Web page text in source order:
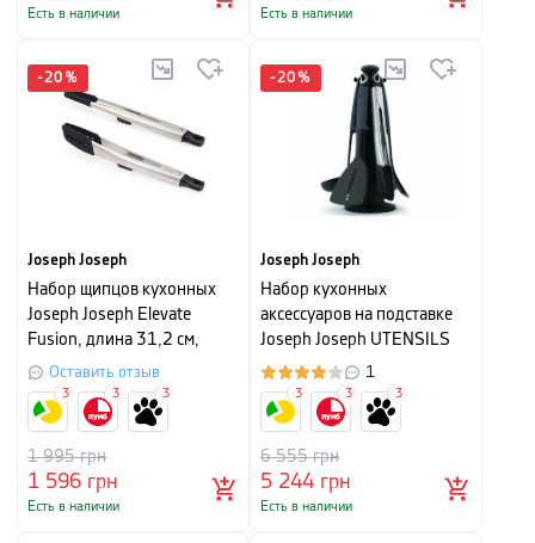
Есть в наличии Есть в наличии
-20 %
Joseph Joseph
Набор щипцов кухонных
Joseph Joseph Elevate
Fusion, длина 31,2 см,
серебристый, 2 шт
Оставить отзыв
1 596 грн
1 995грн
Есть в наличии
3 3 3
-20 %
Joseph Joseph
Набор кухонных
аксессуаров на подставке
Joseph Joseph UTENSILS
AND GADGETS, серый, 7
предметов
1
5 244 грн
6 555грн
Есть в наличии
3 3 3